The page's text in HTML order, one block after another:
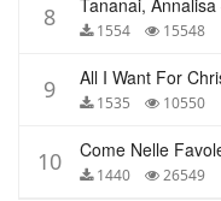
8 1554 15548
9 1535 10550
10 1440 26549